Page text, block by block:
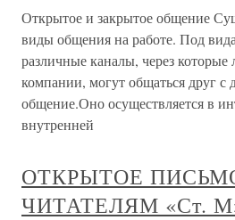
Открытое и закрытое общение
виды общения на работе. Под
различные каналы, через
компании, могут общаться друг с
общение.Оно осуществляется в
внутренней
ОТКРЫТОЕ
ЧИТАТЕЛЯМ «Ст.